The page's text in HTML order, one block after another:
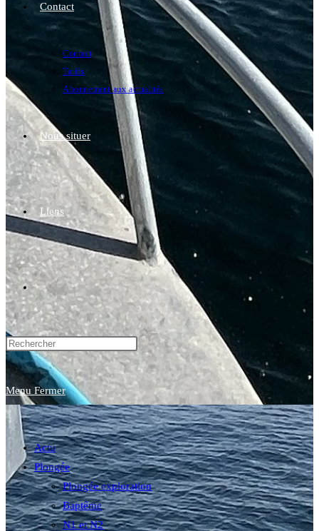
Contact
Contact
Tarifs
Abonnement aux actualités
Nous situer
Liens
Toggle
website
search
Menu Fermer
Actu
Plongée
Plongée exploration
Baptême
N1 et N2